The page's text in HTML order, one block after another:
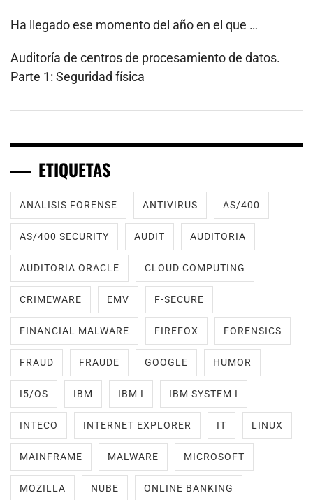
Ha llegado ese momento del año en el que …
Auditoría de centros de procesamiento de datos.
Parte 1: Seguridad física
ETIQUETAS
ANALISIS FORENSE ANTIVIRUS AS/400
AS/400 SECURITY AUDIT AUDITORIA
AUDITORIA ORACLE CLOUD COMPUTING
CRIMEWARE EMV F-SECURE
FINANCIAL MALWARE FIREFOX FORENSICS
FRAUD FRAUDE GOOGLE HUMOR
I5/OS IBM IBM I IBM SYSTEM I
INTECO INTERNET EXPLORER IT LINUX
MAINFRAME MALWARE MICROSOFT
MOZILLA NUBE ONLINE BANKING